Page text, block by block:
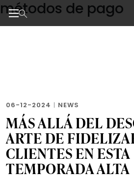
Skip
to
the
métodos de pago
06-12-2024 | NEWS
MÁS ALLÁ DEL
ARTE DE
CLIENTES EN ESTA
TEMPORADA ALTA